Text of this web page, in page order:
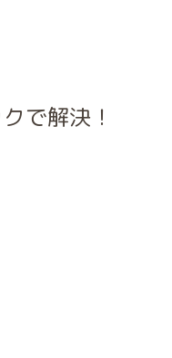
で解決！